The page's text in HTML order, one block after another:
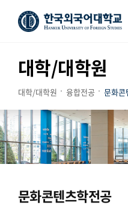
대학/대학원
대학/대학원 융합전공 문화콘
문화콘텐츠학전공